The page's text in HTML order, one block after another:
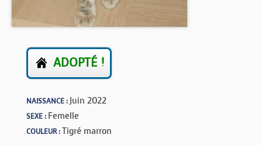
ADOPTÉ !
NAISSANCE : Juin 2022
SEXE : Femelle
COULEUR :Tigré marron